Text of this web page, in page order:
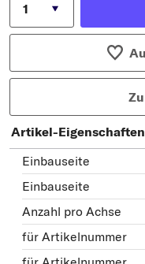
Artikel-Eigenschaften
Einbauseite
Einbauseite
Anzahl pro Achse
für Artikelnummer